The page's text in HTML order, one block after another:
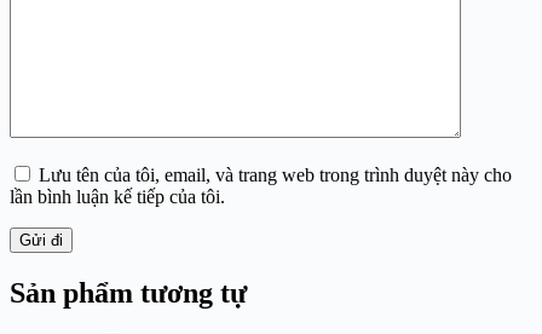
Lưu tên của tôi, email, và trang web trong trình duyệt này cho
lần bình luận kế tiếp của tôi.
Gửi đi
Sản phẩm tương tự